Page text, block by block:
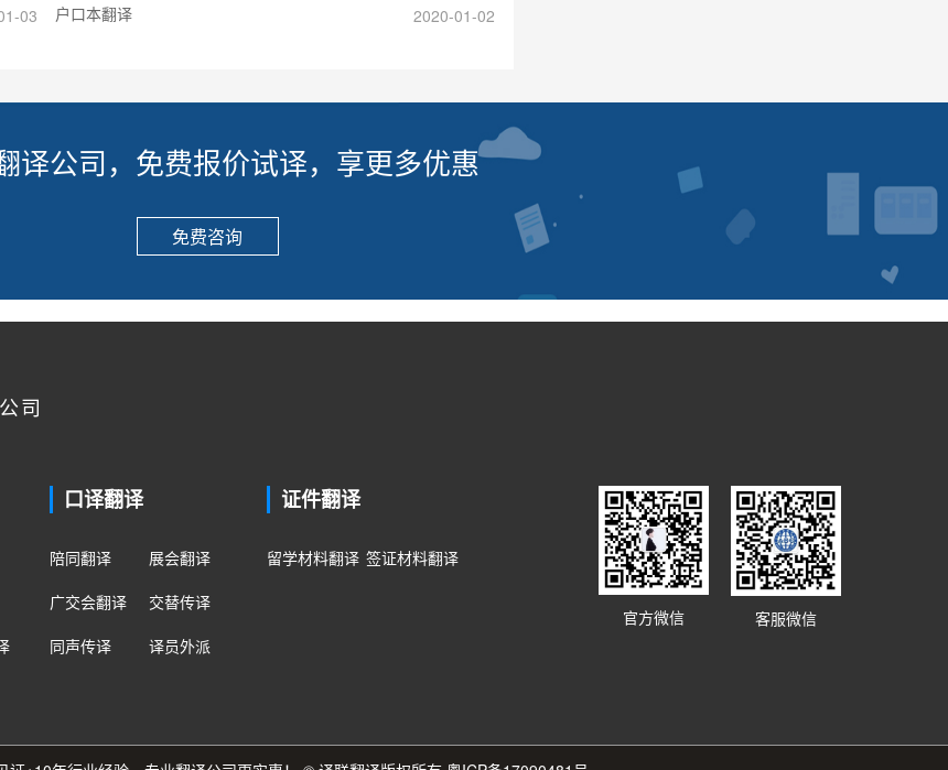
03 户口本翻译 2020-01-02
译公司，免费报价试译，享更多优惠
免费咨询
司
口译翻译
陪同翻译
展会翻译
广交会翻译
交替传译
同声传译
译员外派
证件翻译
留学材料翻译 签证材料翻译
客服微信
官方微信